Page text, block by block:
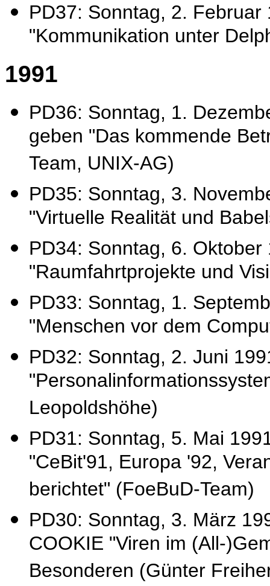
PD37: Sonntag, 2.
"Kommunikation unter
1991
PD36: Sonntag, 1.
geben "Das kommende
Team, UNIX-AG)
PD35: Sonntag, 3.
"Virtuelle Realität und
PD34: Sonntag, 6.
"Raumfahrtprojekte und
PD33: Sonntag, 1.
"Menschen vor dem
PD32: Sonntag, 2. Juni
Leopoldshöhe)
PD31: Sonntag, 5. Mai
"CeBit'91, Europa '92,
berichtet" (FoeBuD-Team)
PD30: Sonntag, 3. März
COOKIE "Viren im (All-
Besonderen (Günter